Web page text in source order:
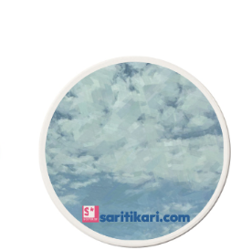
コースター 白雲石 吸水 速乾 ド
ロマイト グラス アイスコーヒー
saritikari cafe 空
¥2,200